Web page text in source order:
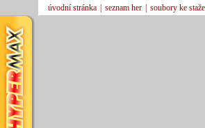
úvodní stránka seznam her soubory ke